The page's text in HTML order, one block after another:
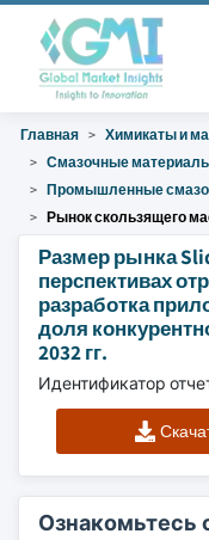
Главная
Химикаты и
Смазочные
Промышленные
Рынок скользящего
Размер рынка
перспективах
разработка
доля
2032 гг.
Идентификатор
Ознакомьтесь